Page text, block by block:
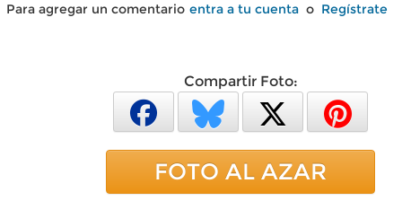
Para agregar un comentario entra a tu cuenta o Regístrate
Compartir Foto:
FOTO AL AZAR